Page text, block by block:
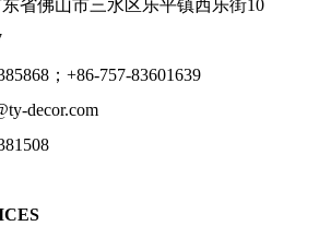
东省佛山市三水区乐平镇西乐街10
；+86-757-83601639
decor.com